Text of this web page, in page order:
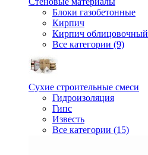
Блоки газобетонные
Кирпич
Кирпич облицовочный
Все категории (9)
Сухие строительные смеси
Гидроизоляция
Гипс
Известь
Все категории (15)